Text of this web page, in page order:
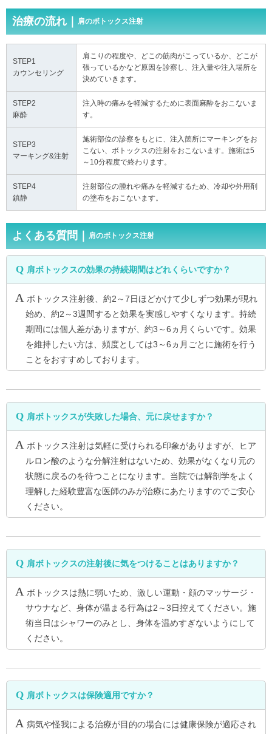
治療の流れ｜ 肩のボトックス注射
STEP1
カウンセリング
肩こりの程度や、どこの筋肉がこっているか、どこが
張っているかなど原因を診察し、注入量や注入場所を
決めていきます。
STEP2
麻酔
注入時の痛みを軽減するために表面麻酔をおこないま
す。
STEP3
マーキング&注射
施術部位の診察をもとに、注入箇所にマーキングをお
こない、ボトックスの注射をおこないます。施術は5
～10分程度で終わります。
STEP4
鎮静
注射部位の腫れや痛みを軽減するため、冷却や外用剤
の塗布をおこないます。
よくある質問｜ 肩のボトックス注射
肩ボトックスの効果の持続期間はどれくらいですか？
ボトックス注射後、約2～7日ほどかけて少しずつ効果が現れ
始め、約2～3週間すると効果を実感しやすくなります。持続
期間には個人差がありますが、約3～6ヵ月くらいです。効果
を維持したい方は、頻度としては3～6ヵ月ごとに施術を行う
ことをおすすめしております。
肩ボトックスが失敗した場合、元に戻せますか？
ボトックス注射は気軽に受けられる印象がありますが、ヒア
ルロン酸のような分解注射はないため、効果がなくなり元の
状態に戻るのを待つことになります。当院では解剖学をよく
理解した経験豊富な医師のみが治療にあたりますのでご安心
ください。
肩ボトックスの注射後に気をつけることはありますか？
ボトックスは熱に弱いため、激しい運動・顔のマッサージ・
サウナなど、身体が温まる行為は2～3日控えてください。施
術当日はシャワーのみとし、身体を温めすぎないようにして
ください。
肩ボトックスは保険適用ですか？
病気や怪我による治療が目的の場合には健康保険が適応され